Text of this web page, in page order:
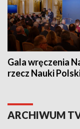
Gala wręczenia
rzecz Nauki
ARCHIWUM